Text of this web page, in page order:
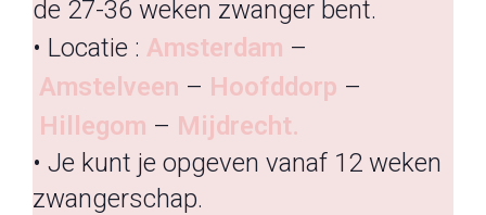
de 27-36 weken zwanger bent.
• Locatie : Amsterdam –
Amstelveen – Hoofddorp –
Hillegom – Mijdrecht.
• Je kunt je opgeven vanaf 12 weken
zwangerschap.